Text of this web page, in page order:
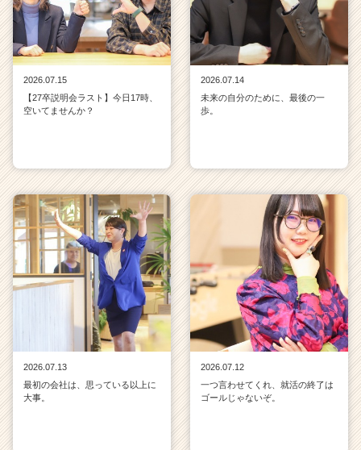
2026.07.15
【27卒説明会ラスト】今日17時、
空いてませんか？
2026.07.14
未来の自分のために、最後の一
歩。
2026.07.13
最初の会社は、思っている以上に
大事。
2026.07.12
一つ言わせてくれ、就活の終了は
ゴールじゃないぞ。